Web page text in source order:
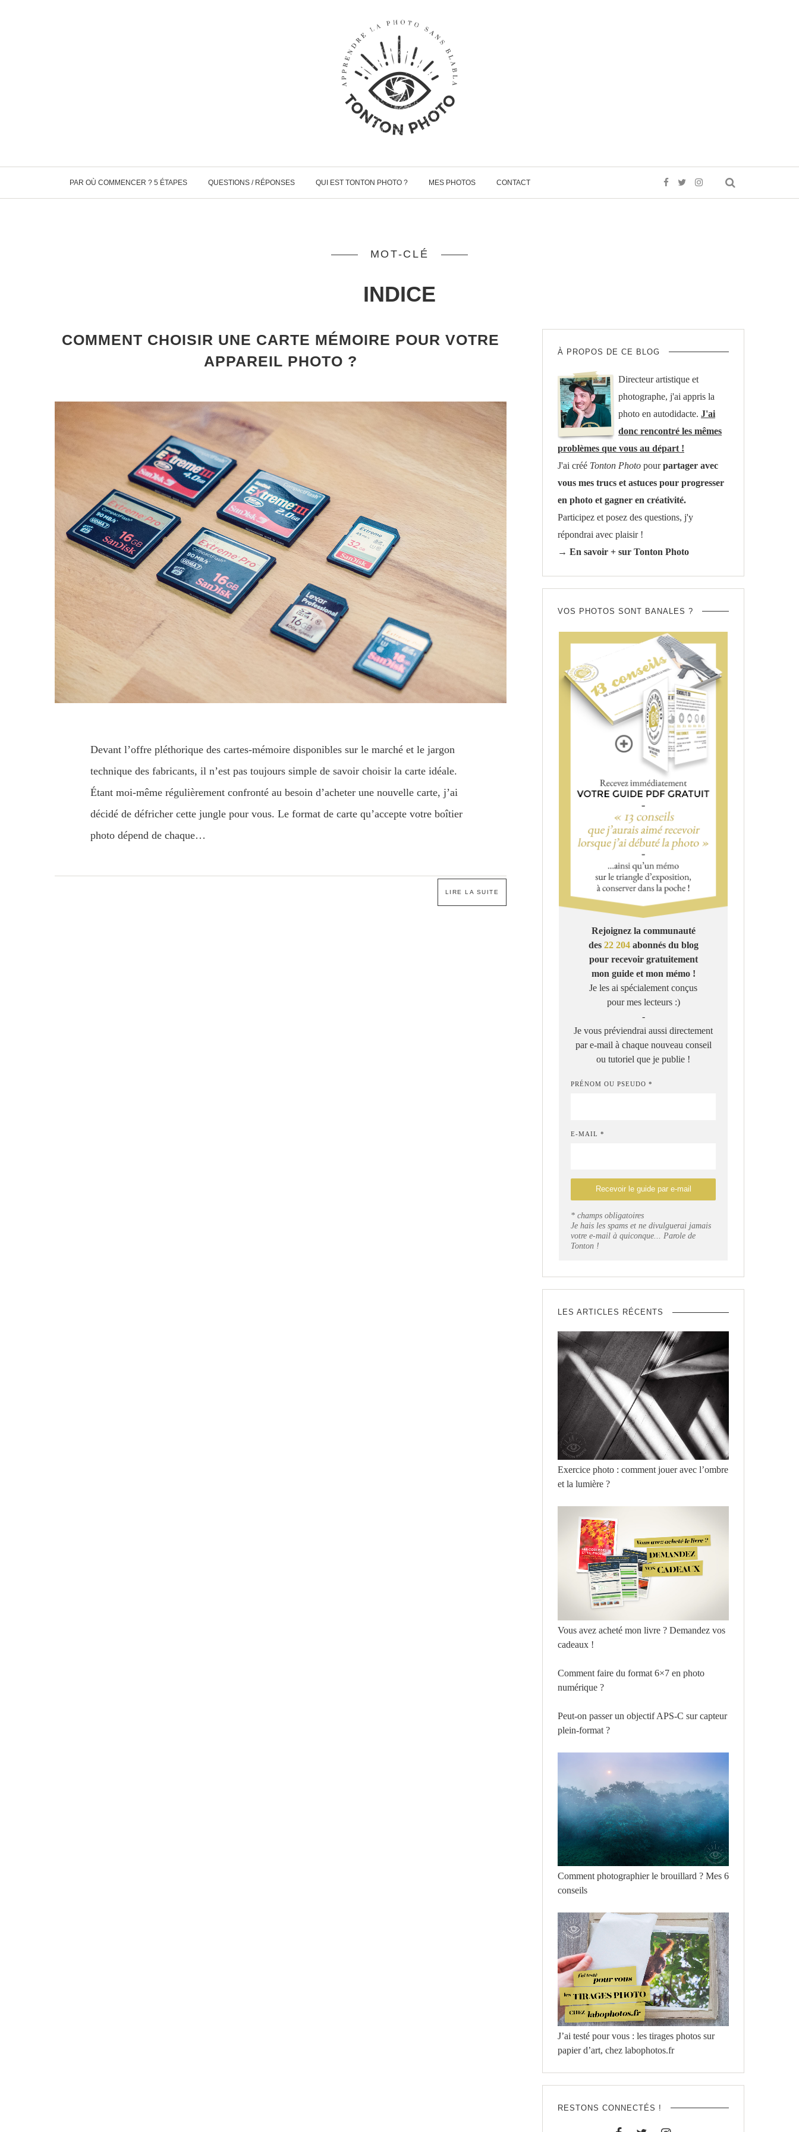
PAR OÙ COMMENCER ? 5 ÉTAPES QUESTIONS / RÉPONSES QUI EST TONTON PHOTO ? MES PHOTOS CONTACT
MOT-CLÉ
INDICE
COMMENT CHOISIR UNE CARTE MÉMOIRE POUR VOTRE
APPAREIL PHOTO ?
Devant l’offre pléthorique des cartes-mémoire disponibles sur le marché et le jargon
technique des fabricants, il n’est pas toujours simple de savoir choisir la carte idéale.
Étant moi-même régulièrement confronté au besoin d’acheter une nouvelle carte, j’ai
décidé de défricher cette jungle pour vous. Le format de carte qu’accepte votre boîtier
photo dépend de chaque…
LIRE LA SUITE
À PROPOS DE CE BLOG
Directeur artistique et
photographe, j'ai appris la
photo en autodidacte. J'ai
donc rencontré les mêmes
problèmes que vous au départ !
J'ai créé Tonton Photo pourpartager avec
vous mes trucs et astuces pour progresser
en photo et gagner en créativité.
Participez et posez des questions, j'y
répondrai avec plaisir !
→ En savoir + sur Tonton Photo
VOS PHOTOS SONT BANALES ?
Rejoignez la communauté
des 22 204abonnés du blog
pour recevoir gratuitement
mon guide et mon mémo !
Je les ai spécialement conçus
pour mes lecteurs :)
-
Je vous préviendrai aussi directement
par e-mail à chaque nouveau conseil
ou tutoriel que je publie !
PRÉNOM OU PSEUDO *
E-MAIL *
* champs obligatoires
Je hais les spams et ne divulguerai jamais
votre e-mail à quiconque... Parole de
Tonton !
LES ARTICLES RÉCENTS
Exercice photo : comment jouer avec l’ombre
et la lumière ?
Vous avez acheté mon livre ? Demandez vos
cadeaux !
Comment faire du format 6×7 en photo
numérique ?
Peut-on passer un objectif APS-C sur capteur
plein-format ?
Comment photographier le brouillard ? Mes 6
conseils
J’ai testé pour vous : les tirages photos sur
papier d’art, chez labophotos.fr
RESTONS CONNECTÉS !